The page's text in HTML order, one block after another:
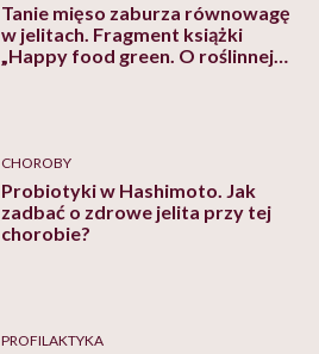
Tanie mięso zaburza równowagę
w jelitach. Fragment książki
„Happy food green. O roślinnej
CHOROBY
Probiotyki w Hashimoto. Jak
zadbać o zdrowe jelita przy tej
chorobie?
PROFILAKTYKA